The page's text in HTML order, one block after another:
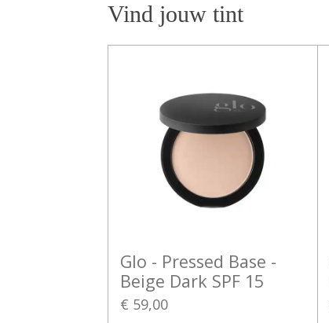
Vind jouw tint
Glo - Pressed Base -
Beige Dark SPF 15
€ 59,00